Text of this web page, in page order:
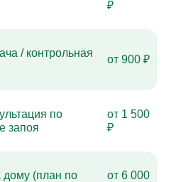
₽
/ контрольная
от 900 ₽
по
запоя
от 1 500
₽
дому (план по
от 6 000